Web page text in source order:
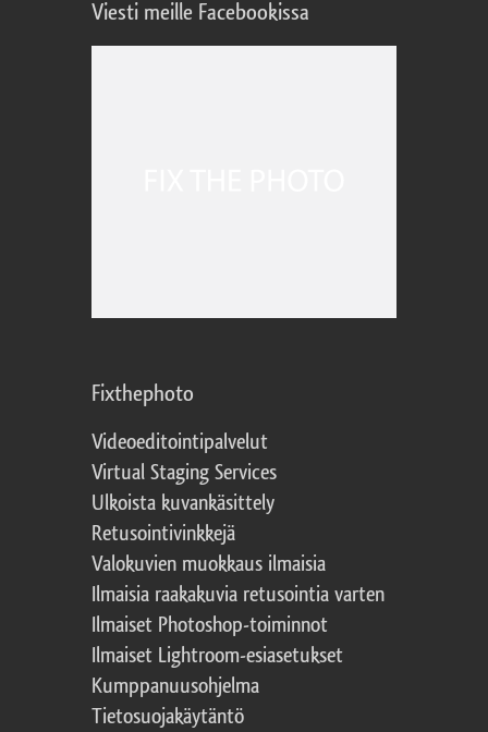
Viesti meille Facebookissa
Fixthephoto
Videoeditointipalvelut
Virtual Staging Services
Ulkoista kuvankäsittely
Retusointivinkkejä
Valokuvien muokkaus ilmaisia
Ilmaisia raakakuvia retusointia varten
Ilmaiset Photoshop-toiminnot
Ilmaiset Lightroom-esiasetukset
Kumppanuusohjelma
Tietosuojakäytäntö